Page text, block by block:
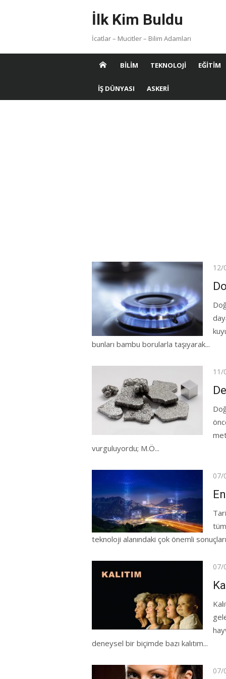
İlk Kim Buldu
İcatlar – Mucitler – Bilim Adamları
BILIM TEKNOLOJI EĞITIM
İŞ DÜNYASI ASKERI
12/
bunları bambu borularla taşıyarak...
11/
vurguluyordu; M.Ö...
07/
teknoloji alanındaki çok önemli
07/
deneysel bir biçimde bazı kalıtım...
07/